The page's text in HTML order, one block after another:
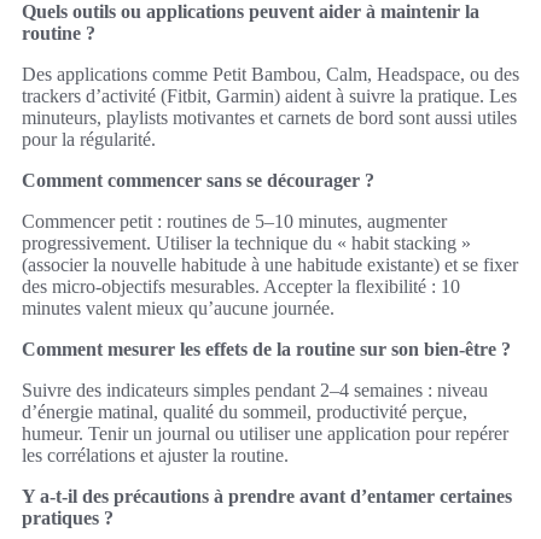
Quels outils ou applications peuvent aider à maintenir la
routine ?
Des applications comme Petit Bambou, Calm, Headspace, ou des
trackers d’activité (Fitbit, Garmin) aident à suivre la pratique. Les
minuteurs, playlists motivantes et carnets de bord sont aussi utiles
pour la régularité.
Comment commencer sans se décourager ?
Commencer petit : routines de 5–10 minutes, augmenter
progressivement. Utiliser la technique du « habit stacking »
(associer la nouvelle habitude à une habitude existante) et se fixer
des micro‑objectifs mesurables. Accepter la flexibilité : 10
minutes valent mieux qu’aucune journée.
Comment mesurer les effets de la routine sur son bien‑être ?
Suivre des indicateurs simples pendant 2–4 semaines : niveau
d’énergie matinal, qualité du sommeil, productivité perçue,
humeur. Tenir un journal ou utiliser une application pour repérer
les corrélations et ajuster la routine.
Y a‑t‑il des précautions à prendre avant d’entamer certaines
pratiques ?